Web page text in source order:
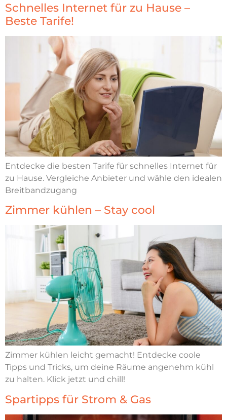
Schnelles Internet für zu Hause –
Beste Tarife!
Entdecke die besten Tarife für schnelles Internet für
zu Hause. Vergleiche Anbieter und wähle den idealen
Breitbandzugang
Zimmer kühlen – Stay cool
Zimmer kühlen leicht gemacht! Entdecke coole
Tipps und Tricks, um deine Räume angenehm kühl
zu halten. Klick jetzt und chill!
Spartipps für Strom & Gas